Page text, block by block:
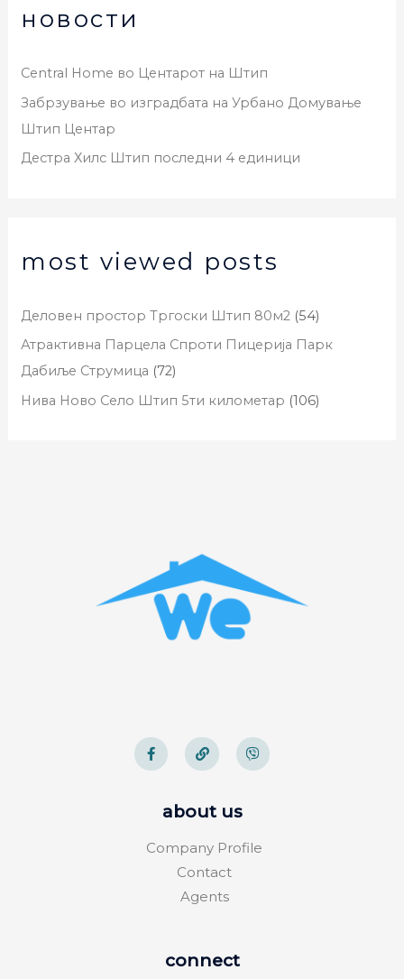
новости
Central Home во Центарот на Штип
Забрзување во изградбата на Урбано Домување
Штип Центар
Дестра Хилс Штип последни 4 единици
most viewed posts
Деловен простор Тргоски Штип 80м2 (54)
Атрактивна Парцела Спроти Пицерија Парк
Дабиље Струмица (72)
Нива Ново Село Штип 5ти километар (106)
about us
Company Profile
Contact
Agents
connect